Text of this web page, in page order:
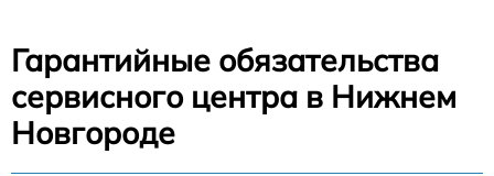
Гарантийные обязательства
сервисного центра в Нижнем
Новгороде